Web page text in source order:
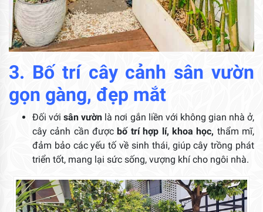
3. Bố trí cây cảnh sân vườn
gọn gàng, đẹp mắt
Đối vớisân vườn là nơi gắn liền với không gian nhà ở,
cây cảnh cần được bố trí hợp lí, khoa học, thẩm mĩ,
đảm bảo các yếu tố về sinh thái, giúp cây trồng phát
triển tốt, mang lại sức sống, vượng khí cho ngôi nhà.